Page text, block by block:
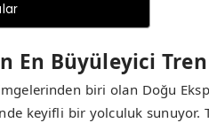
En Büyüleyici Tren
biri olan Doğu
keyifli bir yolculuk sunuyor.